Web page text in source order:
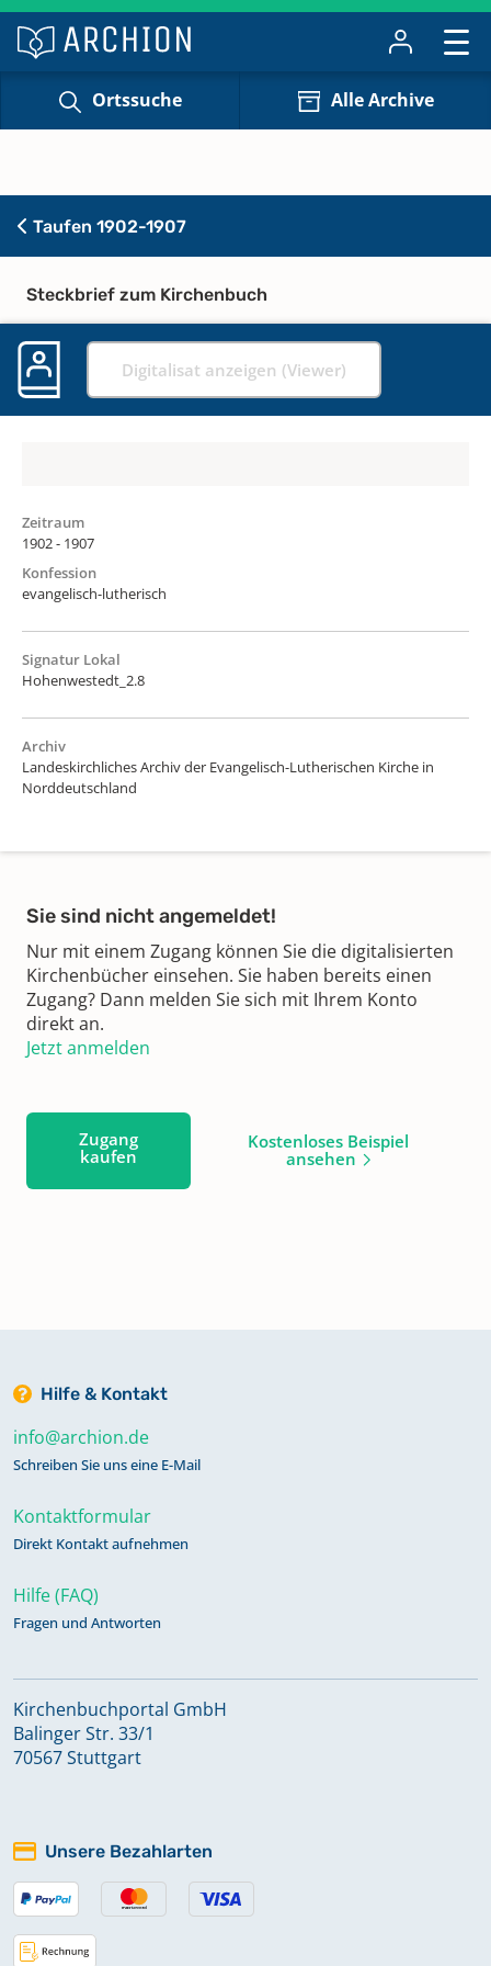
Ortssuche Alle Archive
Taufen 1902-1907
Steckbrief zum Kirchenbuch
Digitalisat anzeigen (Viewer)
Zeitraum
1902 - 1907
Konfession
evangelisch-lutherisch
Signatur Lokal
Hohenwestedt_2.8
Archiv
Landeskirchliches Archiv der Evangelisch-Lutherischen Kirche in
Norddeutschland
Sie sind nicht angemeldet!
Nur mit einem Zugang können Sie die digitalisierten
Kirchenbücher einsehen. Sie haben bereits einen
Zugang? Dann melden Sie sich mit Ihrem Konto
direkt an.
Jetzt anmelden
Zugang
kaufen
Kostenloses Beispiel
ansehen
Hilfe & Kontakt
info@archion.de
Schreiben Sie uns eine E-Mail
Kontaktformular
Direkt Kontakt aufnehmen
Hilfe (FAQ)
Fragen und Antworten
Kirchenbuchportal GmbH
Balinger Str. 33/1
70567 Stuttgart
Unsere Bezahlarten